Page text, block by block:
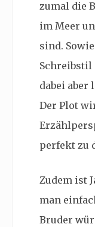
zumal die
im Meer
sind.
Schreibstil
dabei aber
Der Plot
perfekt zu
Zudem ist
man
Bruder